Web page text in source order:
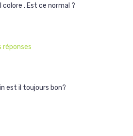
colore . Est ce normal ?
réponses
est il toujours bon?